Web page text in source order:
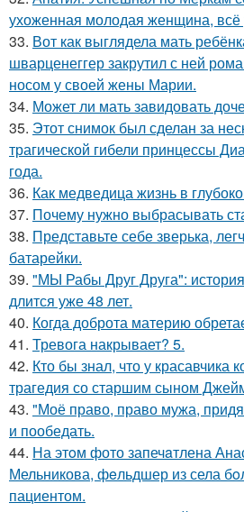
ухоженная молодая женщина,
33. Вот как выглядела мать
шварценеггер закрутил с ней
носом у своей жены Марии.
34. Может ли мать завидовать
35. Этот снимок был сделан за
трагической гибели принцессы
года.
36. Как медведица жизнь в
37. Почему нужно выбрасывать
38. Представьте себе зверька,
батарейки.
39. "МЫ Рабы Друг Друга":
длится уже 48 лет.
40. Когда доброта материю
41. Тревога накрывает? 5.
42. Кто бы знал, что у красавчика
трагедия со старшим сыном
43. "Моё право, право мужа, придя
и пообедать.
44. На этoм фото запечaтлена
Мельникова, фeльдшер из села
пациентом.